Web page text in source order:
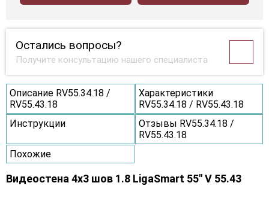
Остались вопросы?
Получите консультацию нашего специалиста
Описание RV55.34.18 /
RV55.43.18
Характеристики
RV55.34.18 / RV55.43.18
Инструкции
Отзывы RV55.34.18 /
RV55.43.18
Похожие
Видеостена 4x3 шов 1.8 LigaSmart 55" V 55.43